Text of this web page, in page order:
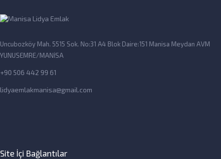
Uncubozköy Mah. 5515 Sok. No:31 A4 Blok Daire:151 Manisa Meydan AVM
YUNUSEMRE/MANİSA
+90 506 442 99 61
lidyaemlakmanisa@gmail.com
Site İçi Bağlantılar